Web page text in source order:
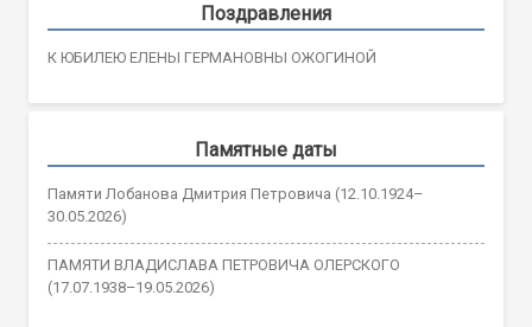
Поздравления
К ЮБИЛЕЮ ЕЛЕНЫ ГЕРМАНОВНЫ ОЖОГИНОЙ
Памятные даты
Памяти Лобанова Дмитрия Петровича (12.10.1924–
30.05.2026)
ПАМЯТИ ВЛАДИСЛАВА ПЕТРОВИЧА ОЛЕРСКОГО
(17.07.1938–19.05.2026)